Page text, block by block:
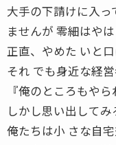
大手の下請けに入
ませんが 零細はやは
正直、やめた いと
それ でも身近な経
『俺のところもやら
しかし思い出してみ
俺たちは小 さな自